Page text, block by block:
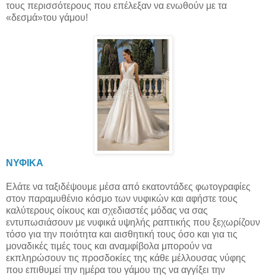
τους περισσότερους που επέλεξαν να ενωθούν με τα
«δεσμά»του γάμου!
ΝΥΦΙΚΑ
Ελάτε να ταξιδέψουμε μέσα από εκατοντάδες φωτογραφίες
στον παραμυθένιο κόσμο των νυφικών και αφήστε τους
καλύτερους οίκους και σχεδιαστές μόδας να σας
εντυπωσιάσουν με νυφικά υψηλής ραπτικής που ξεχωρίζουν
τόσο για την ποιότητα και αισθητική τους όσο και για τις
μοναδικές τιμές τους και αναμφίβολα μπορούν να
εκπληρώσουν τις προσδοκίες της κάθε μέλλουσας νύφης
που επιθυμεί την ημέρα του γάμου της να αγγίξει την